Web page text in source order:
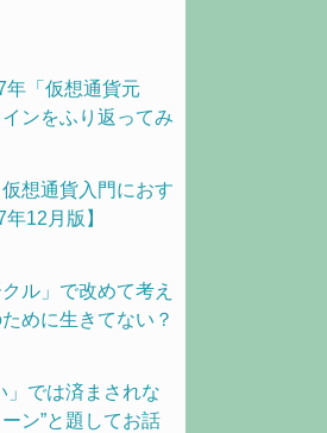
年「仮想通貨元
ンをふり返ってみ
想通貨入門におす
12月版】
ル」で改めて考え
めに生きてない？
」では済まされな
ン”と題してお話